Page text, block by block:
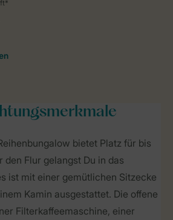
bietet Platz für bis
den Flur gelangst Du in das
ist mit einer gemütlichen Sitzecke
Kamin ausgestattet. Die offene
Filterkaffeemaschine, einer